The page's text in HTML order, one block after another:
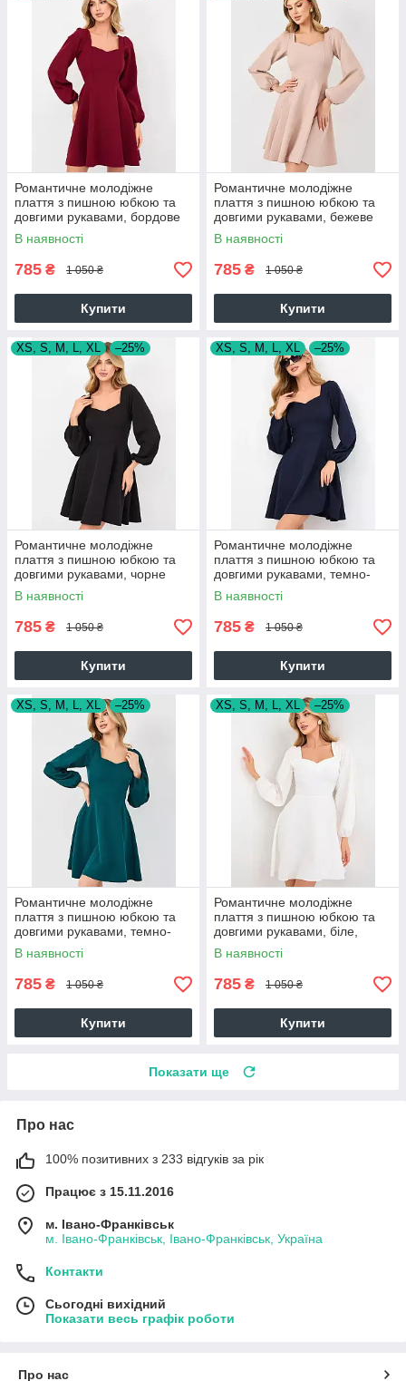
Романтичне молодіжне
плаття з пишною юбкою та
довгими рукавами, бордове
В наявності
785 ₴ 1 050 ₴
Купити
Романтичне молодіжне
плаття з пишною юбкою та
довгими рукавами, бежеве
В наявності
785 ₴ 1 050 ₴
Купити
XS, S, M, L, XL –25%
Романтичне молодіжне
плаття з пишною юбкою та
довгими рукавами, чорне
В наявності
785 ₴ 1 050 ₴
Купити
XS, S, M, L, XL –25%
Романтичне молодіжне
плаття з пишною юбкою та
довгими рукавами, темно-
синє
В наявності
785 ₴ 1 050 ₴
Купити
XS, S, M, L, XL –25%
Романтичне молодіжне
плаття з пишною юбкою та
довгими рукавами, темно-
зелене
В наявності
785 ₴ 1 050 ₴
Купити
XS, S, M, L, XL –25%
Романтичне молодіжне
плаття з пишною юбкою та
довгими рукавами, біле,
айворі
В наявності
785 ₴ 1 050 ₴
Купити
Показати ще
Про нас
100% позитивних з 233 відгуків за рік
Працює з 15.11.2016
м. Івано-Франківськ
м. Івано-Франківськ, Івано-Франківськ, Україна
Контакти
Сьогодні вихідний
Показати весь графік роботи
Про нас